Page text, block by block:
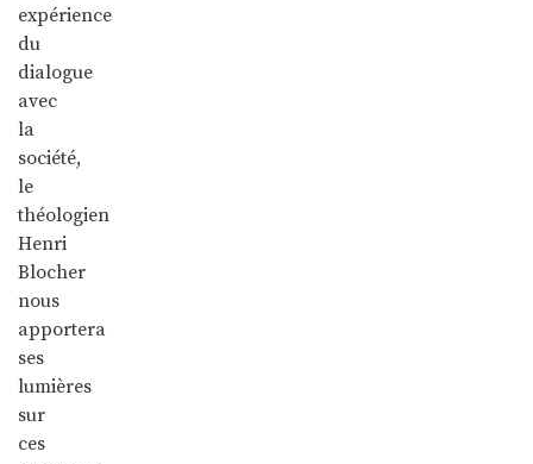
expérience
du
dialogue
avec
la
société,
le
théologien
Henri
Blocher
nous
apportera
ses
lumières
sur
ces